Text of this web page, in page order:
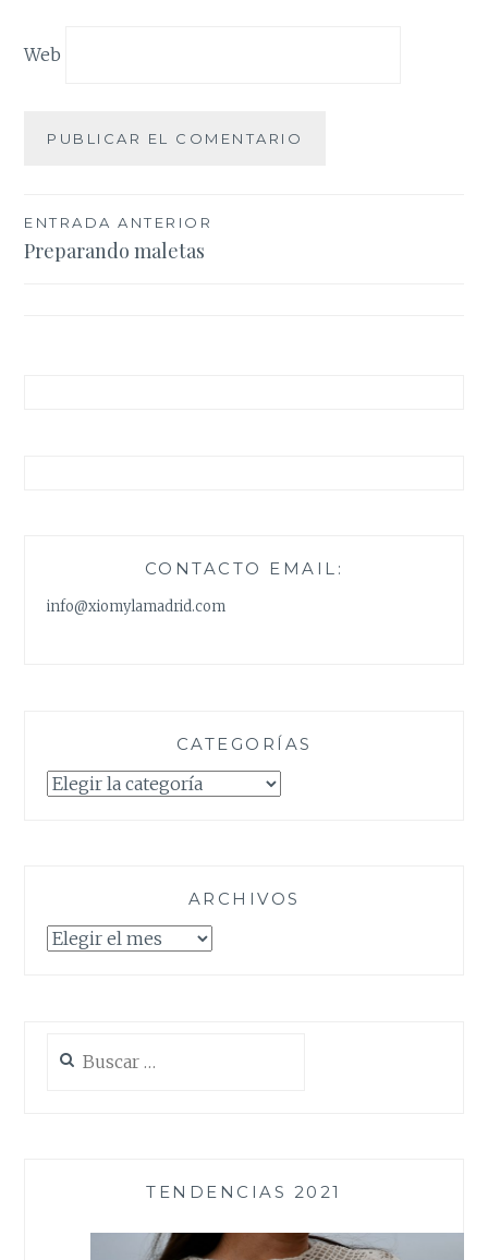
Web
Navegación
de
ENTRADA ANTERIOR
Preparando maletas
CONTACTO EMAIL:
info@xiomylamadrid.com
CATEGORÍAS
Categorías
ARCHIVOS
Archivos
TENDENCIAS 2021